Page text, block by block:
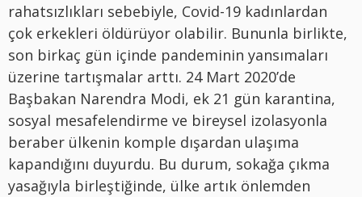
rahatsızlıkları sebebiyle, Covid-19 kadınlardan
çok erkekleri öldürüyor olabilir. Bununla birlikte,
son birkaç gün içinde pandeminin yansımaları
üzerine tartışmalar arttı. 24 Mart 2020’de
Başbakan Narendra Modi, ek 21 gün karantina,
sosyal mesafelendirme ve bireysel izolasyonla
beraber ülkenin komple dışardan ulaşıma
kapandığını duyurdu. Bu durum, sokağa çıkma
yasağıyla birleştiğinde, ülke artık önlemden